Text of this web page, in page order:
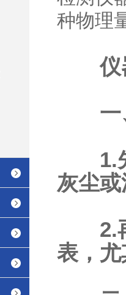
种物理
仪器
一、
1.先
灰尘
2.再
表，